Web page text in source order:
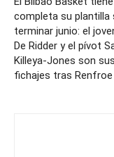
completa su plantilla
terminar junio: el
De Ridder y el pívot
Killeya-Jones son
fichajes tras Renfroe